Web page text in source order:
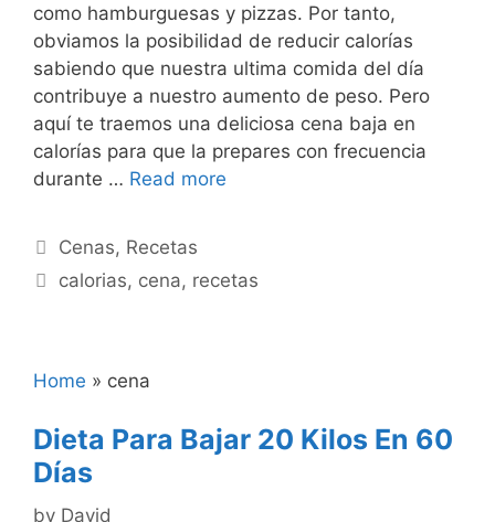
como hamburguesas y pizzas. Por tanto,
obviamos la posibilidad de reducir calorías
sabiendo que nuestra ultima comida del día
contribuye a nuestro aumento de peso. Pero
aquí te traemos una deliciosa cena baja en
calorías para que la prepares con frecuencia
durante … Read more
Categories
Cenas, Recetas
Tags
calorias, cena, recetas
Home » cena
Dieta Para Bajar 20 Kilos En 60
Días
by David